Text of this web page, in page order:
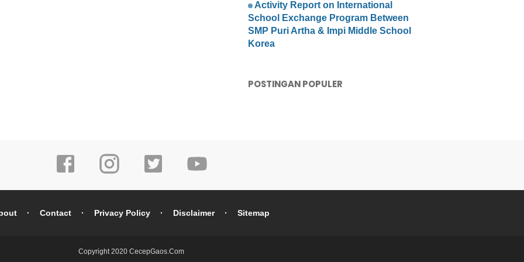
Activity Report on International
School Exchange Program Between
SMP Puri Artha & Impi Middle School
Korea
POSTINGAN POPULER
Contact Privacy Policy Disclaimer Sitemap
Copyright 2020 CecepGaos.Com